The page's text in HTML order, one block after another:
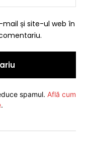
și site-ul web în
spamul. Află cum
.